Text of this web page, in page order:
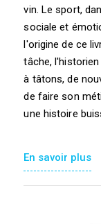
vin. Le sport,
sociale et
l'origine de ce
tâche,
à tâtons, de
de faire son
une histoire
En savoir plus